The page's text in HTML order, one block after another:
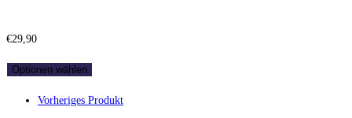
€29,90
Optionen wählen
Vorheriges Produkt